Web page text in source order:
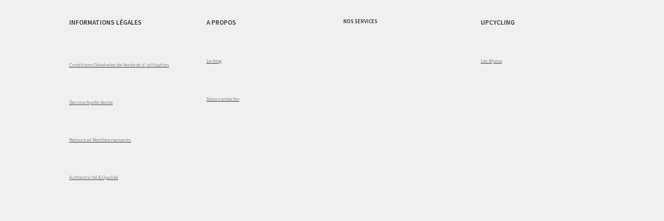
INFORMATIONS LÉGALES
Conditions Générales de Vente et d'utilisation
Service Après-Vente
Retours et Remboursements
Authenticité & Qualité
A PROPOS
Le blog
Nous contacter
NOS SERVICES UPCYCLING
Les Bijoux